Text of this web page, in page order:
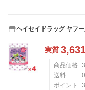
ヘイセイドラッグ ヤフ
実質
商品価格
送料
0
ポイント